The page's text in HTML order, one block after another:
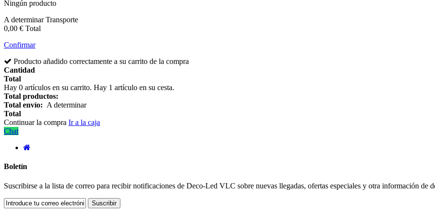
Ningún producto
A determinarTransporte
0,00 € Total
Confirmar
Producto añadido correctamente a su carrito de la compra
Cantidad
Total
Hay 0 artículos en su carrito. Hay 1 artículo en su cesta.
Total productos:
Total envío: A determinar
Total
Continuar la compra Ir a la caja
Chat
Boletín
Suscribirse a la lista de correo para recibir notificaciones de Deco-Led VLC sobre nuevas llegadas, ofertas especiales y otra información de
Suscribir